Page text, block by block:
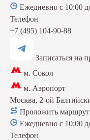
Ежедневно с 10:00
Телефон
+7 (495) 104-90-88
Записаться на
м. Сокол
м. Аэропорт
Москва, 2-ой
Проложить маршрут
Ежедневно с 10:00
Телефон